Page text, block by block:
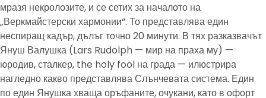
мразя некролозите, и се сетих за началото на
„Веркмайстерски хармонии“. То представлява един
неспиращ кадър, дълъг точно 20 минути. В тях разказвачът
Януш Валушка (Lars Rudolph — мир на праха му) —
юродив, сталкер, the holy fool на града — илюстрира
нагледно какво представлява Слънчевата система. Един
по един Янушка хваща оръфаните, очукани, като в офорт